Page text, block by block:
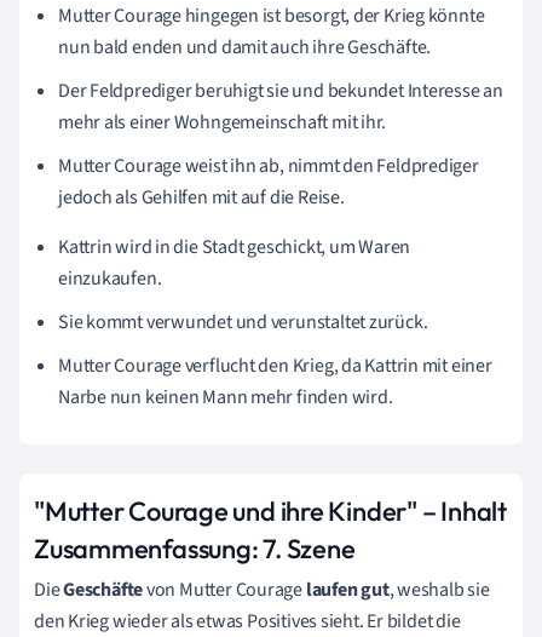
Mutter Courage hingegen ist besorgt, der Krieg könnte
nun bald enden und damit auch ihre Geschäfte.
Der Feldprediger beruhigt sie und bekundet Interesse an
mehr als einer Wohngemeinschaft mit ihr.
Mutter Courage weist ihn ab, nimmt den Feldprediger
jedoch als Gehilfen mit auf die Reise.
Kattrin wird in die Stadt geschickt, um Waren
einzukaufen.
Sie kommt verwundet und verunstaltet zurück.
Mutter Courage verflucht den Krieg, da Kattrin mit einer
Narbe nun keinen Mann mehr finden wird.
"Mutter Courage und ihre Kinder" – Inhalt
Zusammenfassung:7. Szene
DieGeschäftevon Mutter Couragelaufen gut, weshalb sie
den Krieg wieder als etwas Positives sieht. Er bildet die